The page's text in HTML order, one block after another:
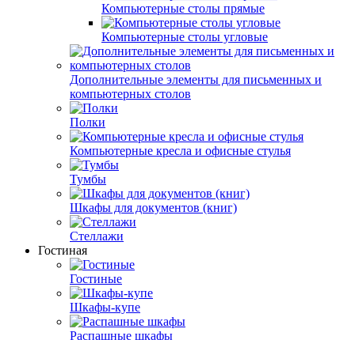
Компьютерные столы прямые
Компьютерные столы угловые
Дополнительные элементы для письменных и
компьютерных столов
Полки
Компьютерные кресла и офисные стулья
Тумбы
Шкафы для документов (книг)
Стеллажи
Гостиная
Гостиные
Шкафы-купе
Распашные шкафы